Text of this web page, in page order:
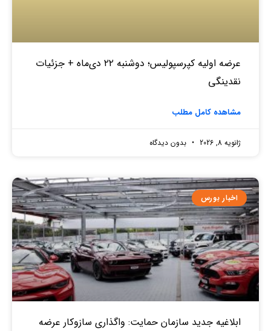
عرضه اولیه کپرسپولیس؛ دوشنبه ۲۲ دی‌ماه + جزئیات
نقدینگی
مشاهده کامل مطلب
ژانویه 8, 2026 بدون دیدگاه
اخبار بورس
ابلاغیه جدید سازمان حمایت: واگذاری سازوکار عرضه